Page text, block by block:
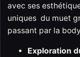
avec ses
uniques du muet
passant par la
Exploration